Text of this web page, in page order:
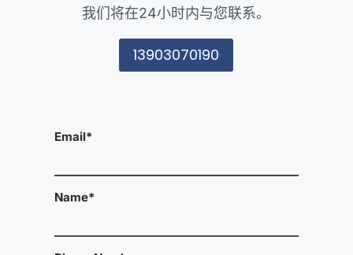
我们将在24小时内与您联系。
13903070190
Email*
Name*